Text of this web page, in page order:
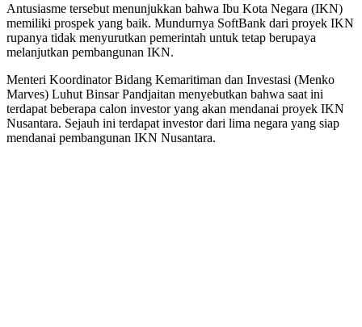
Antusiasme tersebut menunjukkan bahwa Ibu Kota Negara (IKN)
memiliki prospek yang baik. Mundurnya SoftBank dari proyek IKN
rupanya tidak menyurutkan pemerintah untuk tetap berupaya
melanjutkan pembangunan IKN.
Menteri Koordinator Bidang Kemaritiman dan Investasi (Menko
Marves) Luhut Binsar Pandjaitan menyebutkan bahwa saat ini
terdapat beberapa calon investor yang akan mendanai proyek IKN
Nusantara. Sejauh ini terdapat investor dari lima negara yang siap
mendanai pembangunan IKN Nusantara.